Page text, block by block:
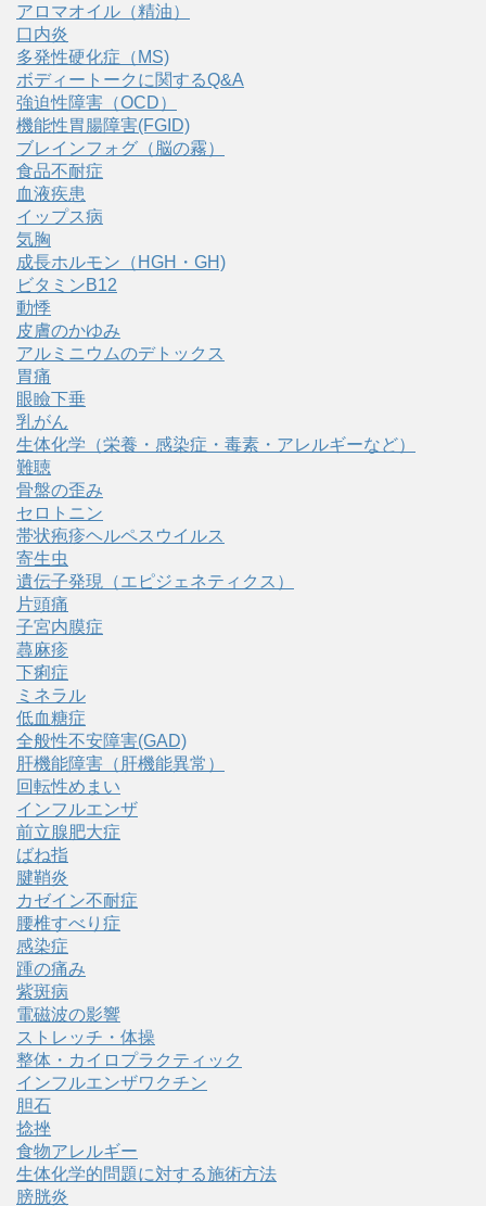
アロマオイル（精油）
口内炎
多発性硬化症（MS)
ボディートークに関するQ&A
強迫性障害（OCD）
機能性胃腸障害(FGID)
ブレインフォグ（脳の霧）
食品不耐症
血液疾患
イップス病
気胸
成長ホルモン（HGH・GH)
ビタミンB12
動悸
皮膚のかゆみ
アルミニウムのデトックス
胃痛
眼瞼下垂
乳がん
生体化学（栄養・感染症・毒素・アレルギーなど）
難聴
骨盤の歪み
セロトニン
帯状疱疹ヘルペスウイルス
寄生虫
遺伝子発現（エピジェネティクス）
片頭痛
子宮内膜症
蕁麻疹
下痢症
ミネラル
低血糖症
全般性不安障害(GAD)
肝機能障害（肝機能異常）
回転性めまい
インフルエンザ
前立腺肥大症
ばね指
腱鞘炎
カゼイン不耐症
腰椎すべり症
感染症
踵の痛み
紫斑病
電磁波の影響
ストレッチ・体操
整体・カイロプラクティック
インフルエンザワクチン
胆石
捻挫
食物アレルギー
生体化学的問題に対する施術方法
膀胱炎